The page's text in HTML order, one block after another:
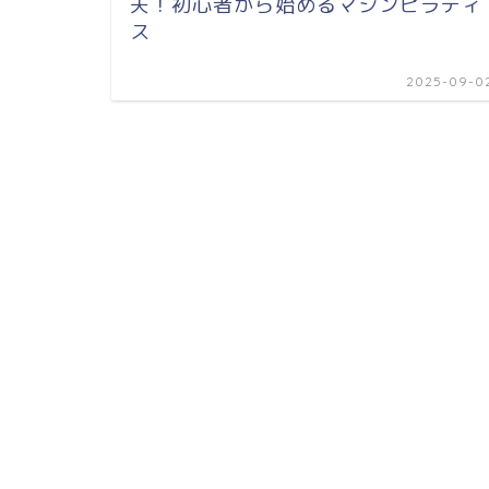
ス
2025-09-